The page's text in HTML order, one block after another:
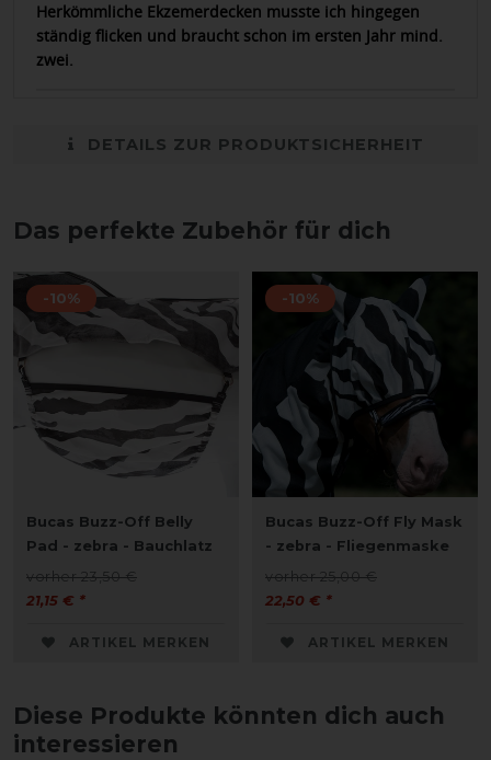
Herkömmliche Ekzemerdecken musste ich hingegen
ständig flicken und braucht schon im ersten Jahr mind.
zwei.
DETAILS ZUR PRODUKTSICHERHEIT
Das perfekte Zubehör für dich
-10%
Bucas Buzz-Off Belly
Pad - zebra - Bauchlatz
vorher 23,50 €
21,15 € *
ARTIKEL MERKEN
-10%
Bucas Buzz-Off Fly Mask
- zebra - Fliegenmaske
vorher 25,00 €
22,50 € *
ARTIKEL MERKEN
Diese Produkte könnten dich auch
interessieren